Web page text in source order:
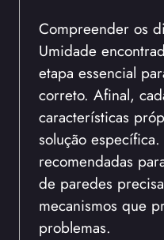
Compreender os
Umidade
etapa essencial
correto. Afinal,
características
solução
recomendadas
de paredes
mecanismos que
problemas.